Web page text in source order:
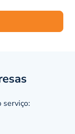
serviço: